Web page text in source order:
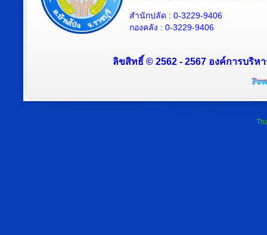
สำนักปลัด : 0-3229-9406
กองคลัง : 0-3229-9406
ลิขสิทธิ์ © 2562 - 2567 องค์การบริห